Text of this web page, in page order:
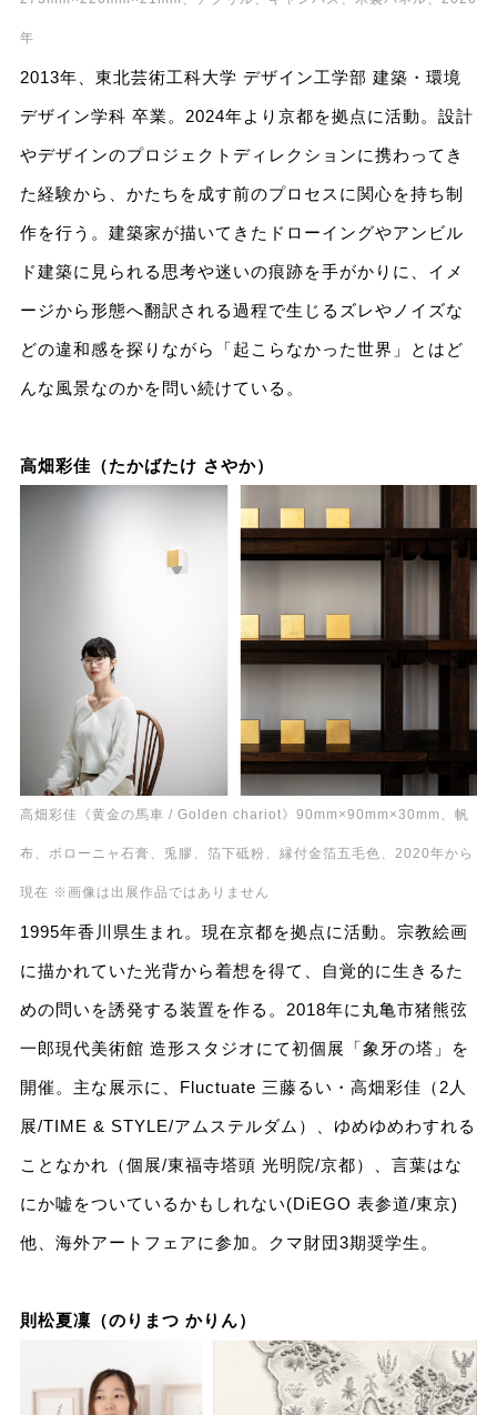
年
2013年、東北芸術工科大学 デザイン工学部 建築・環境
デザイン学科 卒業。2024年より京都を拠点に活動。設計
やデザインのプロジェクトディレクションに携わってき
た経験から、かたちを成す前のプロセスに関心を持ち制
作を行う。建築家が描いてきたドローイングやアンビル
ド建築に見られる思考や迷いの痕跡を手がかりに、イメ
ージから形態へ翻訳される過程で生じるズレやノイズな
どの違和感を探りながら「起こらなかった世界」とはど
んな風景なのかを問い続けている。
高畑彩佳（たかばたけ さやか）
高畑彩佳《黄金の馬車 / Golden chariot》90mm×90mm×30mm、帆
布、ボローニャ石膏、兎膠、箔下砥粉、縁付金箔五毛色、2020年から
現在 ※画像は出展作品ではありません
1995年香川県生まれ。現在京都を拠点に活動。宗教絵画
に描かれていた光背から着想を得て、自覚的に生きるた
めの問いを誘発する装置を作る。2018年に丸亀市猪熊弦
一郎現代美術館 造形スタジオにて初個展「象牙の塔」を
開催。主な展示に、Fluctuate 三藤るい・高畑彩佳（2人
展/TIME & STYLE/アムステルダム）、ゆめゆめわすれる
ことなかれ（個展/東福寺塔頭 光明院/京都）、言葉はな
にか嘘をついているかもしれない(DiEGO 表参道/東京)
他、海外アートフェアに参加。クマ財団3期奨学生。
則松夏凜（のりまつ かりん）